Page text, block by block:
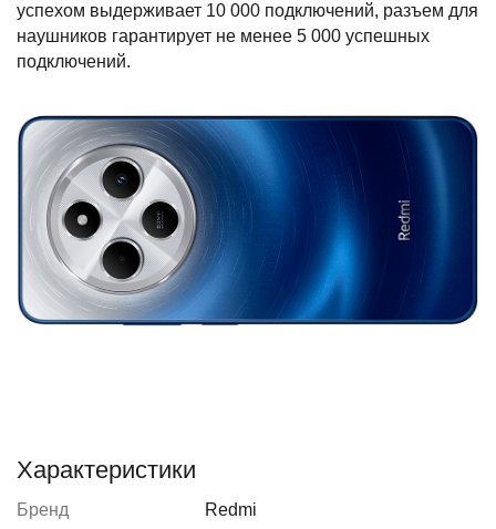
успехом выдерживает 10 000 подключений, разъем для
наушников гарантирует не менее 5 000 успешных
подключений.
Характеристики
Бренд Redmi